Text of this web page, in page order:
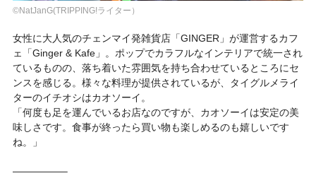
©NatJanG(TRIPPING!ライター）
女性に大人気のチェンマイ発雑貨店「GINGER」が運営するカフ
ェ「Ginger & Kafe」。ポップでカラフルなインテリアで統一され
ているものの、落ち着いた雰囲気を持ち合わせているところにセ
ンスを感じる。様々な料理が提供されているが、タイグルメライ
ターのイチオシはカオソーイ。
「何度も足を運んでいるお店なのですが、カオソーイは安定の美
味しさです。食事が終ったら買い物も楽しめるのも嬉しいです
ね。」
—————–